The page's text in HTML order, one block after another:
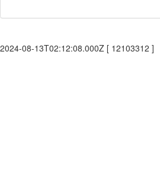
2024-08-13T02:12:08.000Z [ 12103312 ]